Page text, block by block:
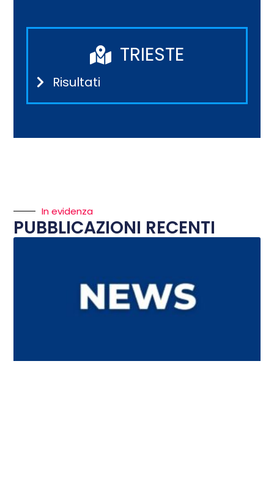
TRIESTE
Risultati
In evidenza
PUBBLICAZIONI RECENTI